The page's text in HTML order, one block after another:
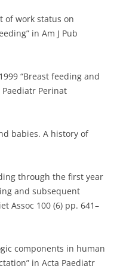
of work status on
in Am J Pub
“Breast feeding and
Perinat
babies. A history of
through the first year
and subsequent
Assoc 100 (6) pp. 641–
components in human
in Acta Paediatr